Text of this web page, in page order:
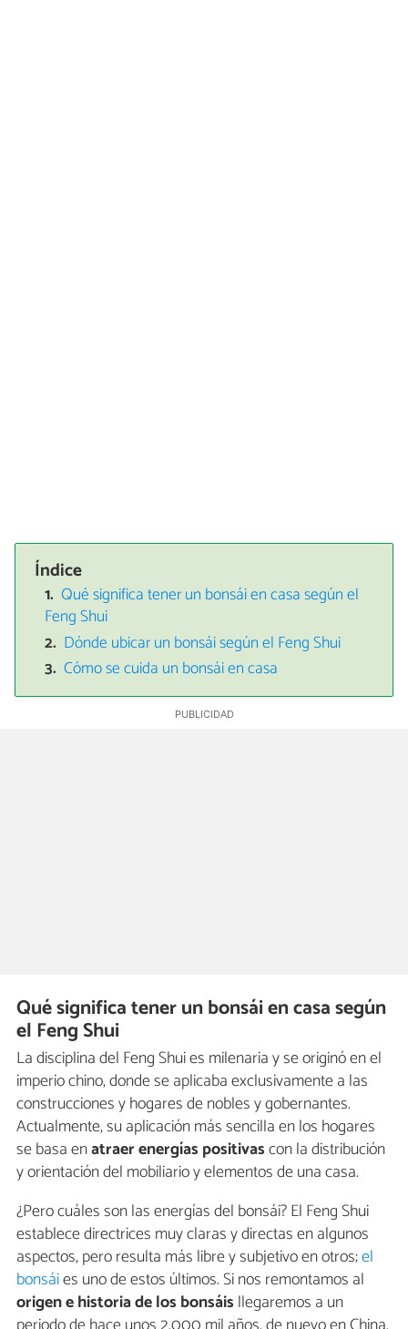
Índice
Qué significa tener un bonsái en casa según el
Feng Shui
Dónde ubicar un bonsái según el Feng Shui
Cómo se cuida un bonsái en casa
Qué significa tener un bonsái en casa según
el Feng Shui
La disciplina del Feng Shui es milenaria y se originó en el
imperio chino, donde se aplicaba exclusivamente a las
construcciones y hogares de nobles y gobernantes.
Actualmente, su aplicación más sencilla en los hogares
se basa enatraer energías positivascon la distribución
y orientación del mobiliario y elementos de una casa.
¿Pero cuáles son las energías del bonsái? El Feng Shui
establece directrices muy claras y directas en algunos
aspectos, pero resulta más libre y subjetivo en otros;el
bonsáies uno de estos últimos. Si nos remontamos al
origen e historia de los bonsáis llegaremos a un